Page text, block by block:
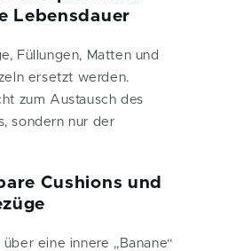
Lebensdauer
Füllungen, Matten und
ersetzt werden.
zum Austausch des
sondern nur der
Cushions und
eine innere „Banane“